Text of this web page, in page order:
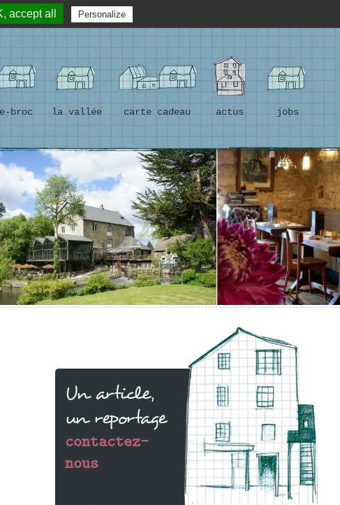
☎ 02 96 74 13 63
broc la vallée carte cadeau actus jobs
Un article,
un reportage
contactez-
nous
accept all Personalize